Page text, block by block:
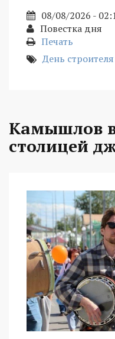
08/08/2026 -
Повестка дня
Печать
День строителя
Камышлов
столицей